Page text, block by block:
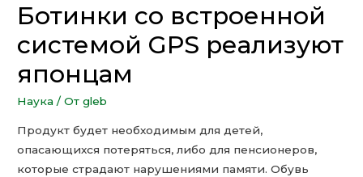
Ботинки со встроенной
системой GPS реализуют
японцам
Наука / От gleb
Продукт будет необходимым для детей,
опасающихся потеряться, либо для пенсионеров,
которые страдают нарушениями памяти. Обувь